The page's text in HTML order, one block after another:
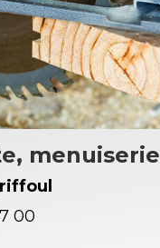
menuiserie
00